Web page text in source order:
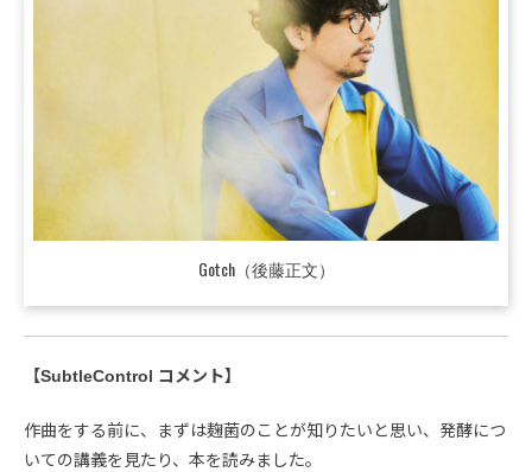
Gotch（後藤正文）
【SubtleControl コメント】
作曲をする前に、まずは麹菌のことが知りたいと思い、発酵につ
いての講義を見たり、本を読みました。